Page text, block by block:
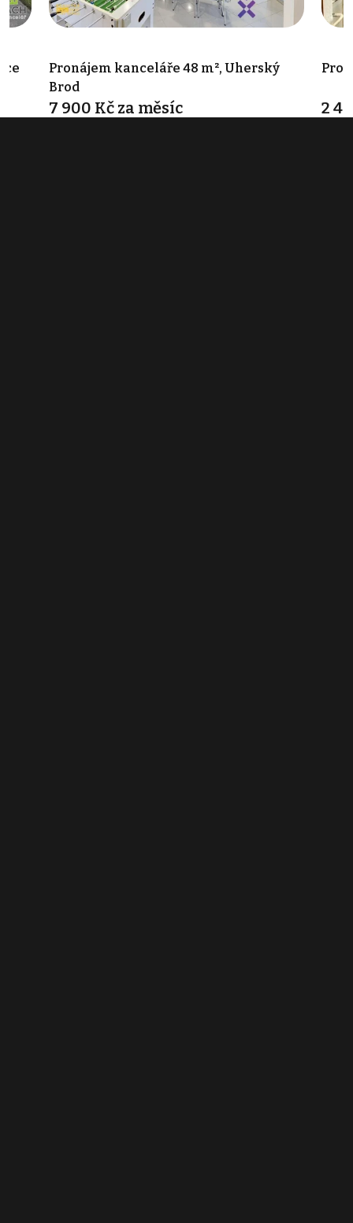
Pronájem kanceláře 48 m², Uherský
Brod
7 900 Kč za měsíc 2